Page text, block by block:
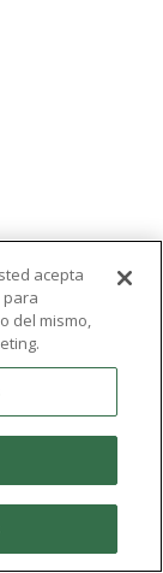
acepta
para
del mismo,